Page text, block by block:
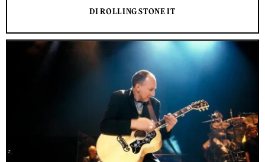
DI ROLLING STONE IT